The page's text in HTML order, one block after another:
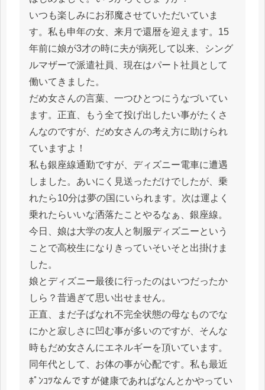
いつも楽しみにお邪魔させていただいていま
す。私も申年の女、来月で還暦を迎えます。15
年前に娘が3才の時に夫が病死して以来、シング
ルマザーで派遣社員、現在はパート社員として
働いてきました。
だめ女さんの言葉、一つひとつにうなづいてい
ます。正直、もう全て投げ出したい事がたくさ
んなのですが、だめ女さんの考え方に助けられ
ていますよ！
私も銀座線通勤ですが、ディズニー電車に遭遇
しました。あいにく見送っただけでしたが、乗
れたら10分は夢の国にいられます。次は運よく
乗れたらいいな洒落たことやるなぁ、銀座線。
今日、娘は大学の友人と制服ディズニーという
ことで高校生になりきっていそいそと出掛けま
した。
娘とディズニー最後に行ったのはいつだったか
しら？昔過ぎて思い出せません。
正直、まだ子ばなれ不完全状態の母なものでな
にかと寂しさに凹む事が多いのですが、そんな
時もだめ女さんにエネルギーを頂いています。
同年代として、お体の事が心配です。私も最近
ﾎﾟﾝｺﾂなんですが健康であればなんとかやってい